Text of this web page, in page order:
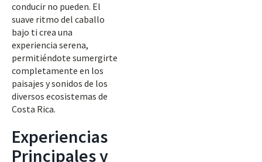
conducir no pueden. El
suave ritmo del caballo
bajo ti crea una
experiencia serena,
permitiéndote sumergirte
completamente en los
paisajes y sonidos de los
diversos ecosistemas de
Costa Rica.
Experiencias
Principales y